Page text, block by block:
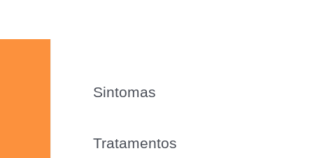
Sintomas
Tratamentos